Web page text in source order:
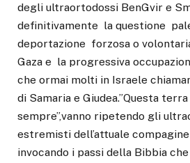
degli ultraortodossi BenGvir e
definitivamente la questione
deportazione forzosa o
Gaza e la progressiva
che ormai molti in Israele
di Samaria e Giudea.”Questa terra
sempre”,vanno ripetendo gli
estremisti dell’attuale
invocando i passi della Bibbia